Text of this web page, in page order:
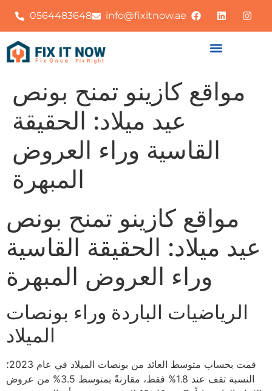
0564483648 info@fixitnow.ae
مواقع كازينو تمنح بونص
عيد ميلاد: الحقيقة
القاسية وراء العروض
المبهرة
مواقع كازينو تمنح بونص
عيد ميلاد: الحقيقة القاسية
وراء العروض المبهرة
الرياضيات الباردة وراء بونصات
الميلاد
قمت بحساب متوسط العائد من بونصات الميلاد في عام 2023؛
النسبة تقف عند 1.8% فقط، مقارنةً بمتوسط 3.5% من عروض